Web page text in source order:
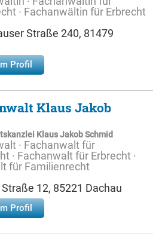
· Fachanwältin für Erbrecht
Straße 240, 81479
Profil
Klaus Jakob
Klaus Jakob Schmid
· Fachanwalt für
· Fachanwalt für Erbrecht ·
für Familienrecht
12, 85221 Dachau
Profil